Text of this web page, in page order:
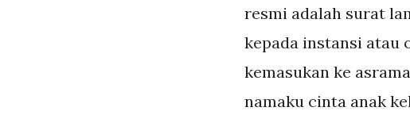
resmi adalah surat
kepada instansi atau
kemasukan ke
namaku cinta anak